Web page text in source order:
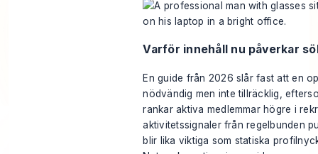
Varför innehåll nu påverkar
En guide från 2026 slår fast att en
nödvändig men inte tillräcklig,
rankar aktiva medlemmar högre i
aktivitetssignaler från regelbunden
blir lika viktiga som statiska